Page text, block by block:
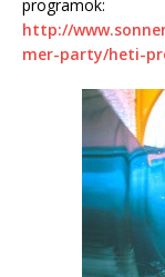
programok:
http://
mer-party/heti-